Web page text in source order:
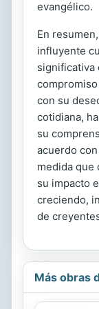
evangélico.
En
influyente
significativa
con su
cotidiana,
su
acuerdo
medida que
su impacto
creciendo,
de
Más obras